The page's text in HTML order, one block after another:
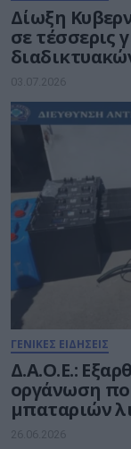
Δίωξη
σε
03.07.2026
ΓΕΝΙΚΕΣ ΕΙΔΗΣΕΙΣ
Δ.Α.Ο.Ε.:
οργάνωση
μπαταριών
τηλεφωνίας
26.06.2026